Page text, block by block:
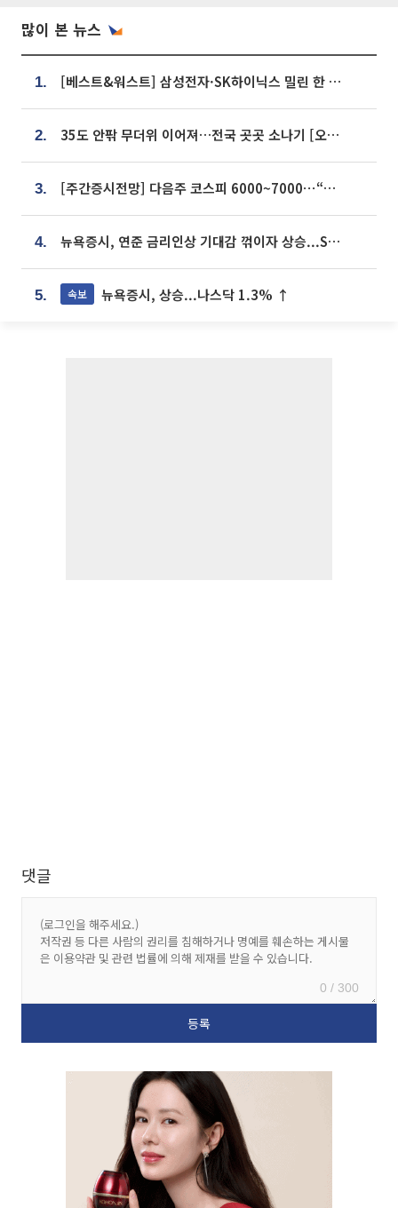
많이 본 뉴스
1. [베스트&워스트] 삼성전자·SK하이닉스 밀린 한 주…상상인증권은 85% 급등
2. 35도 안팎 무더위 이어져…전국 곳곳 소나기 [오늘 날씨]
3. [주간증시전망] 다음주 코스피 6000~7000⋯“外人 수급은 정책이 변수”
4. 뉴욕증시, 연준 금리인상 기대감 꺾이자 상승...S&P500 사상 최고치 [종합]
5. 속보 뉴욕증시, 상승...나스닥 1.3% ↑
댓글
0 / 300